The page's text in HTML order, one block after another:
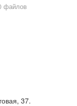
файлов
37.